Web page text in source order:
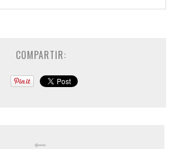
COMPARTIR: